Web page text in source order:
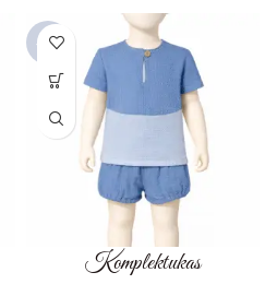
-53%
Komplektukas